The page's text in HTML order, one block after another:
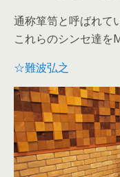
通称箪笥と呼ばれて
これらのシンセ達を
☆難波弘之